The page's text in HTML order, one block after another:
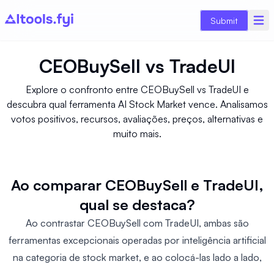
Submit
CEOBuySell vs TradeUI
Explore o confronto entre CEOBuySell vs TradeUI e
descubra qual ferramenta AI Stock Market vence. Analisamos
votos positivos, recursos, avaliações, preços, alternativas e
muito mais.
Ao comparar CEOBuySell e TradeUI,
qual se destaca?
Ao contrastar CEOBuySell com TradeUI, ambas são
ferramentas excepcionais operadas por inteligência artificial
na categoria de stock market, e ao colocá-las lado a lado,